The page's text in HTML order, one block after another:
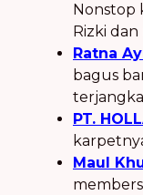
Nonstop
Rizki dan
Ratna
bagus
PT.
Maul